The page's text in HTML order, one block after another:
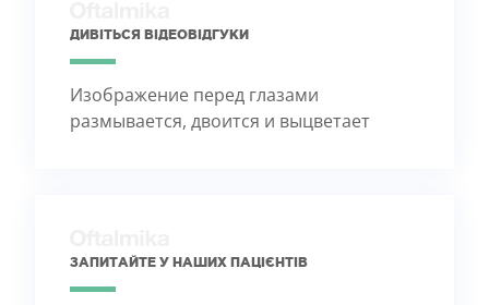
ДИВІТЬСЯ ВІДЕОВІДГУКИ
Изображение перед глазами
размывается, двоится и выцветает
ЗАПИТАЙТЕ У НАШИХ ПАЦІЄНТІВ